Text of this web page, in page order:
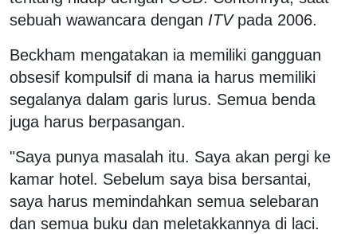
sebuah wawancara dengan ITVpada 2006.
Beckham mengatakan ia memiliki gangguan
obsesif kompulsif di mana ia harus memiliki
segalanya dalam garis lurus. Semua benda
juga harus berpasangan.
"Saya punya masalah itu. Saya akan pergi ke
kamar hotel. Sebelum saya bisa bersantai,
saya harus memindahkan semua selebaran
dan semua buku dan meletakkannya di laci.